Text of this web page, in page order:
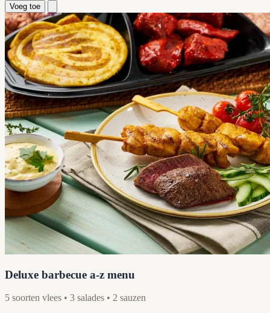
Voeg toe
Deluxe barbecue a-z menu
5 soorten vlees • 3 salades • 2 sauzen